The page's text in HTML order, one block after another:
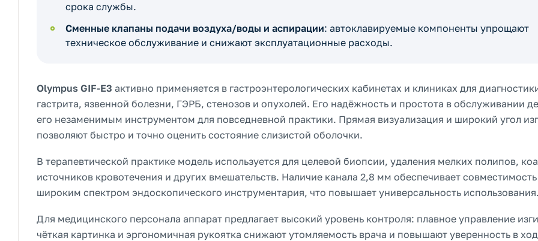
срока службы.
Сменные клапаны подачи воздуха/воды и аспирации: автоклавируемые компоненты упрощают
техническое обслуживание и снижают эксплуатационные расходы.
Olympus GIF-E3 активно применяется в гастроэнтерологических кабинетах и клиниках для
гастрита, язвенной болезни, ГЭРБ, стенозов и опухолей. Его надёжность и простота в обслуживании
его незаменимым инструментом для повседневной практики. Прямая визуализация и широкий угол
позволяют быстро и точно оценить состояние слизистой оболочки.
В терапевтической практике модель используется для целевой биопсии, удаления мелких полипов,
источников кровотечения и других вмешательств. Наличие канала 2,8 мм обеспечивает совместимость
широким спектром эндоскопического инструментария, что повышает универсальность использования.
Для медицинского персонала аппарат предлагает высокий уровень контроля: плавное управление
чёткая картинка и эргономичная рукоятка снижают утомляемость врача и повышают уверенность в